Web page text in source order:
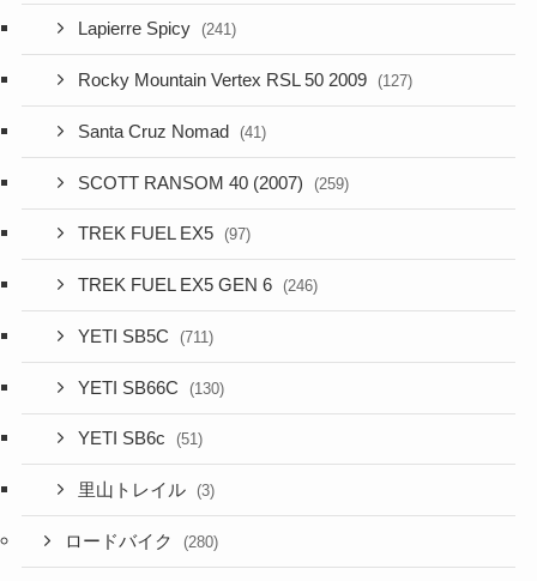
Lapierre Spicy (241)
Rocky Mountain Vertex RSL 50 2009 (127)
Santa Cruz Nomad (41)
SCOTT RANSOM 40 (2007) (259)
TREK FUEL EX5 (97)
TREK FUEL EX5 GEN 6 (246)
YETI SB5C (711)
YETI SB66C (130)
YETI SB6c (51)
里山トレイル (3)
ロードバイク (280)